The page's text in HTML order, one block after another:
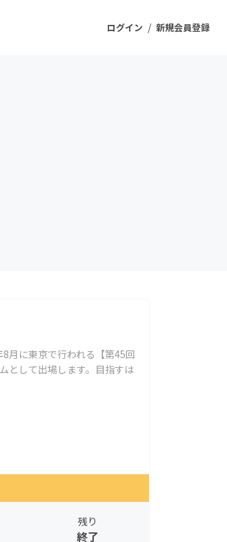
ログイン / 新規会員登録
月に東京で行われる【第45回
として出場します。目指すは
残り
終了